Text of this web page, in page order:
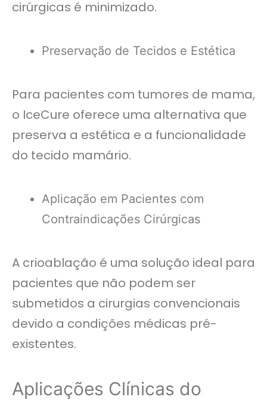
cirúrgicas é minimizado.
Preservação de Tecidos e Estética
Para pacientes com tumores de mama,
o IceCure oferece uma alternativa que
preserva a estética e a funcionalidade
do tecido mamário.
Aplicação em Pacientes com
Contraindicações Cirúrgicas
A crioablação é uma solução ideal para
pacientes que não podem ser
submetidos a cirurgias convencionais
devido a condições médicas pré-
existentes.
Aplicações Clínicas do